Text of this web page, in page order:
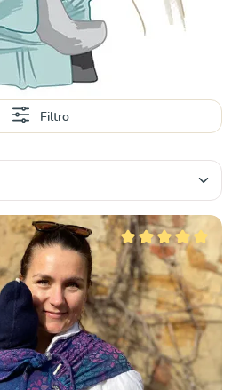
Filtro
Valutazione media